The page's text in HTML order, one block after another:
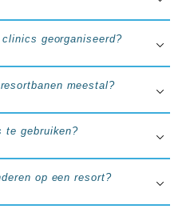
georganiseerd?
meestal?
te gebruiken?
op een resort?